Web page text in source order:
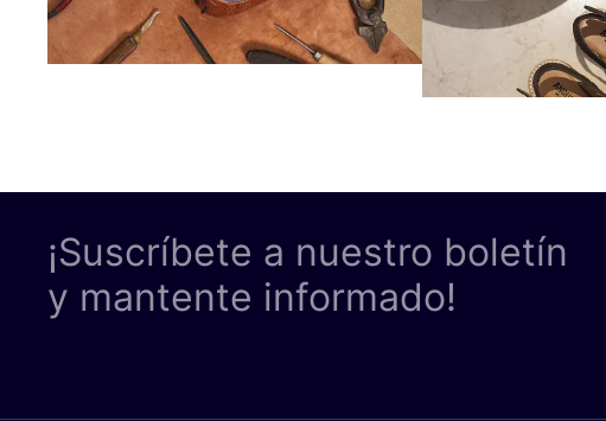
¡Suscríbete a nuestro boletín
y mantente informado!